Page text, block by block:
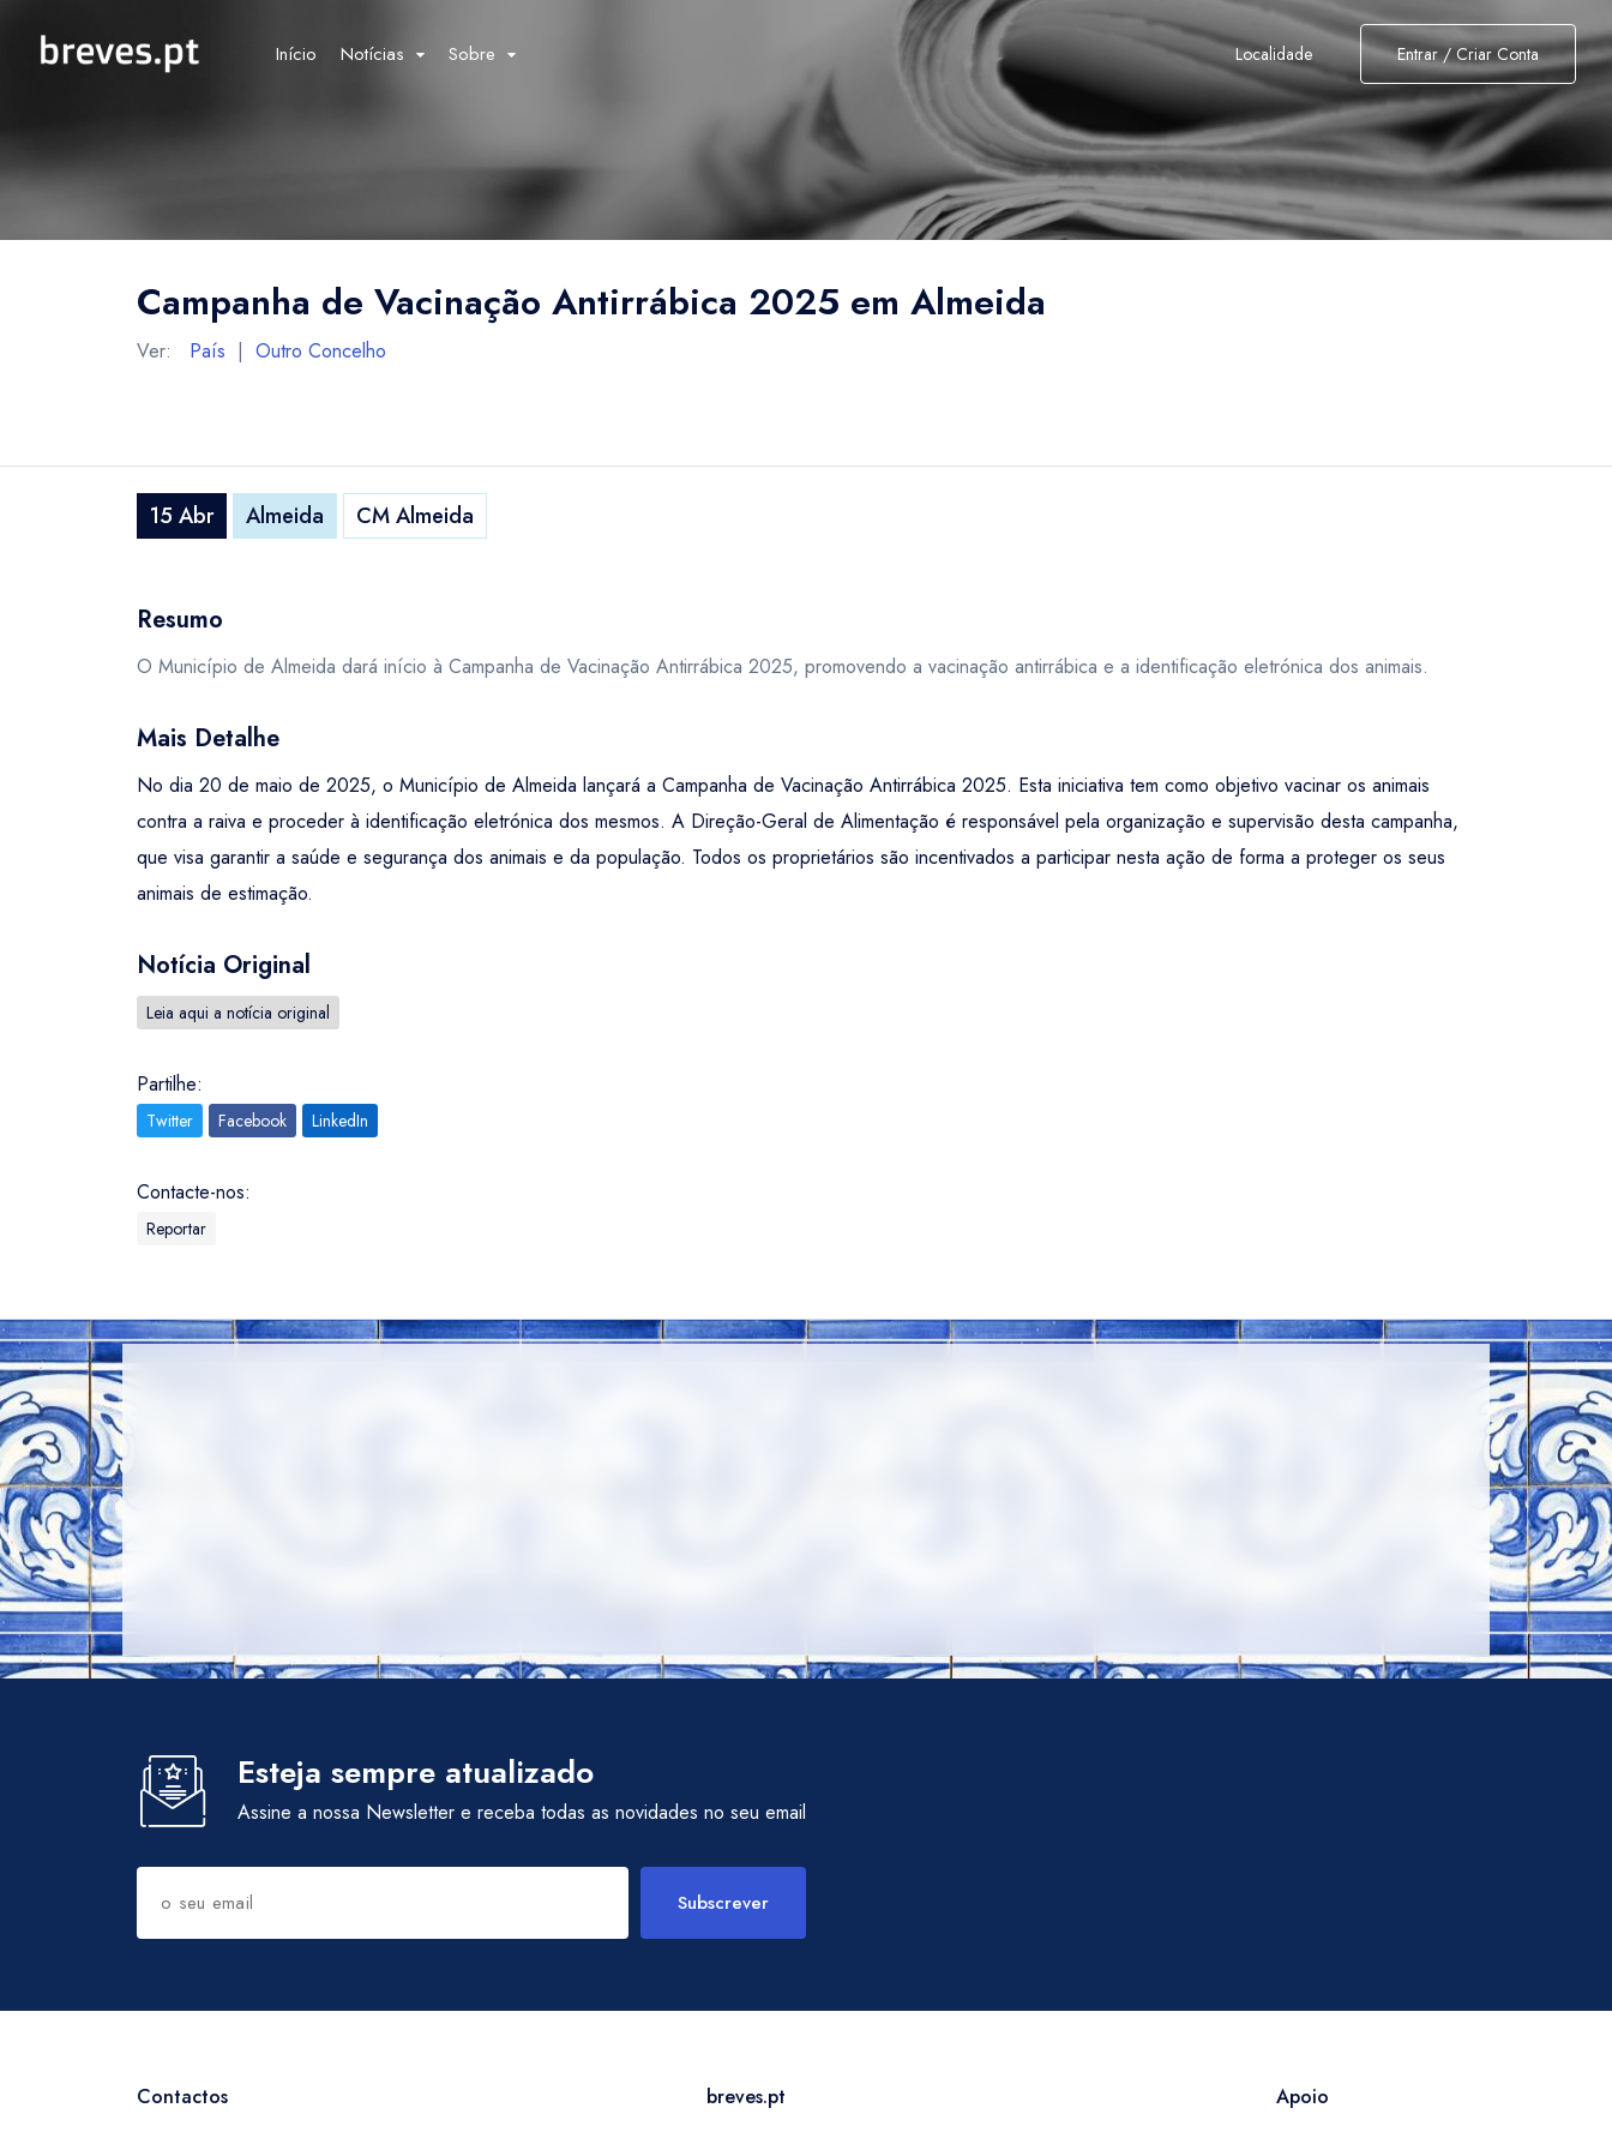
Início Notícias Sobre Localidade Entrar / Criar Conta
Campanha de Vacinação Antirrábica 2025 em Almeida
Ver: País | Outro Concelho
15 Abr Almeida CM Almeida
Resumo
O Município de Almeida dará início à Campanha de Vacinação Antirrábica 2025, promovendo a vacinação antirrábica e a identificação eletrónica dos animais.
Mais Detalhe
No dia 20 de maio de 2025, o Município de Almeida lançará a Campanha de Vacinação Antirrábica 2025. Esta iniciativa tem como objetivo vacinar os animais
contra a raiva e proceder à identificação eletrónica dos mesmos. A Direção-Geral de Alimentação é responsável pela organização e supervisão desta campanha,
que visa garantir a saúde e segurança dos animais e da população. Todos os proprietários são incentivados a participar nesta ação de forma a proteger os seus
animais de estimação.
Notícia Original
Leia aqui a notícia original
Partilhe:
Twitter Facebook LinkedIn
Contacte-nos:
Reportar
Esteja sempre atualizado
Assine a nossa Newsletter e receba todas as novidades no seu email
Subscrever
Contactos breves.pt Apoio